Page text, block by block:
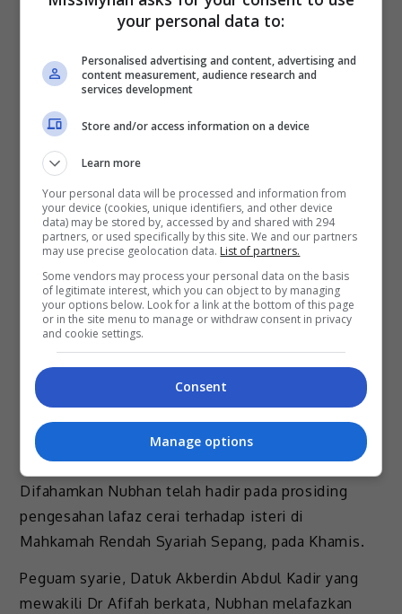
menghadapi fasa kehidupan baharu ini,” ujarnya.
Difahamkan Nubhan telah hadir pada prosiding
pengesahan lafaz cerai terhadap isteri di
Mahkamah Rendah Syariah Sepang, pada Khamis.
Peguam syarie, Datuk Akberdin Abdul Kadir yang
mewakili Dr Afifah berkata, Nubhan melafazkan
your personal data to:
Personalised advertising and content, advertising and
content measurement, audience research and
services development
Store and/or access information on a device
Learn more
Your personal data will be processed and information from
your device (cookies, unique identifiers, and other device
data) may be stored by, accessed by and shared with 294
partners, or used specifically by this site. We and our partners
may use precise geolocation data. List of partners.
Some vendors may process your personal data on the basis
of legitimate interest, which you can object to by managing
your options below. Look for a link at the bottom of this page
or in the site menu to manage or withdraw consent in privacy
and cookie settings.
Consent
Manage options